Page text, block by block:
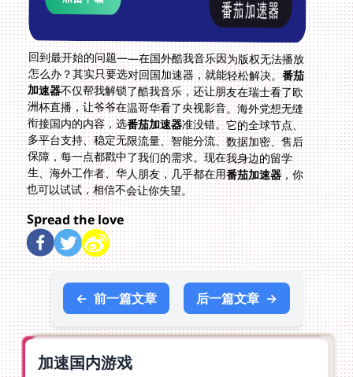
回到最开始的问题——在国外酷我音乐因为版权无法播放
怎么办？其实只要选对回国加速器，就能轻松解决。番茄
加速器不仅帮我解锁了酷我音乐，还让朋友在瑞士看了欧
洲杯直播，让爷爷在温哥华看了央视影音。海外党想无缝
衔接国内的内容，选番茄加速器准没错。它的全球节点、
多平台支持、稳定无限流量、智能分流、数据加密、售后
保障，每一点都戳中了我们的需求。现在我身边的留学
生、海外工作者、华人朋友，几乎都在用番茄加速器，你
也可以试试，相信不会让你失望。
Spread the love
← 前一篇文章 后一篇文章 →
加速国内游戏